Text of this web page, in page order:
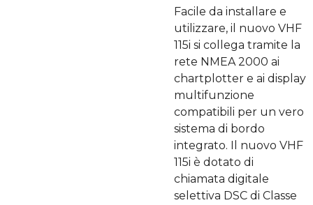
Facile da installare e
utilizzare, il nuovo VHF
115i si collega tramite la
rete NMEA 2000 ai
chartplotter e ai display
multifunzione
compatibili per un vero
sistema di bordo
integrato. Il nuovo VHF
115i è dotato di
chiamata digitale
selettiva DSC di Classe